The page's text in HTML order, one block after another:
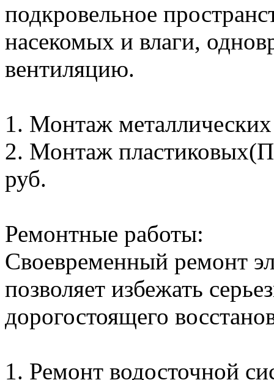
подкровельное
насекомых и влаги,
вентиляцию.
1. Монтаж
2. Монтаж
руб.
Ремонтные работы:
Своевременный ремонт
позволяет избежать
дорогостоящего
1. Ремонт водосточной